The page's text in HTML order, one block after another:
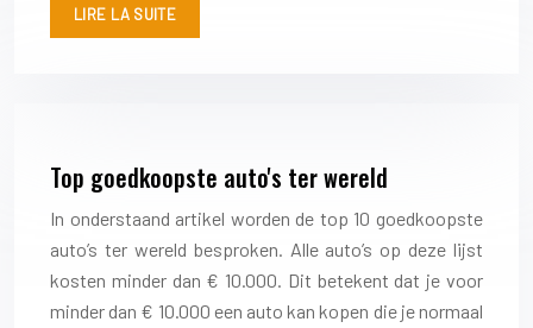
LIRE LA SUITE
Top goedkoopste auto's ter wereld
In onderstaand artikel worden de top 10 goedkoopste
auto’s ter wereld besproken. Alle auto’s op deze lijst
kosten minder dan € 10.000. Dit betekent dat je voor
minder dan € 10.000 een auto kan kopen die je normaal